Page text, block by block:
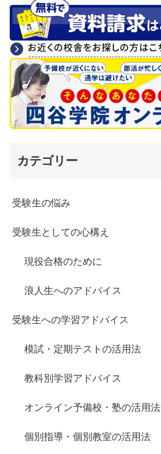
カテゴリー
受験生の悩み
受験生としての心構え
現役合格のために
浪人生へのアドバイス
受験生への学習アドバイス
模試・定期テストの活用法
教科別学習アドバイス
オンライン予備校・塾の活用法
個別指導・個別教室の活用法